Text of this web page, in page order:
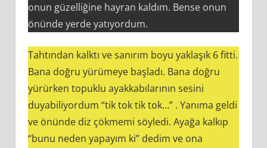
onun güzelliğine hayran kaldım. Bense onun
önünde yerde yatıyordum.
Tahtından kalktı ve sanırım boyu yaklaşık 6 fitti.
Bana doğru yürümeye başladı. Bana doğru
yürürken topuklu ayakkabılarının sesini
duyabiliyordum “tik tok tik tok…” . Yanıma geldi
ve önünde diz çökmemi söyledi. Ayağa kalkıp
“bunu neden yapayım ki” dedim ve ona